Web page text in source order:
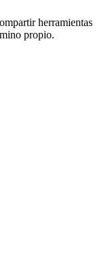
herramientas
propio.